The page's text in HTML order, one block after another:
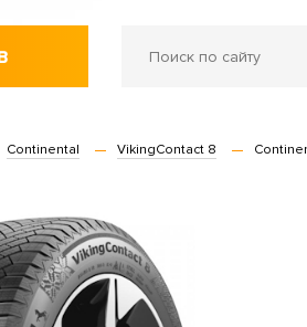
Continental VikingContact 8